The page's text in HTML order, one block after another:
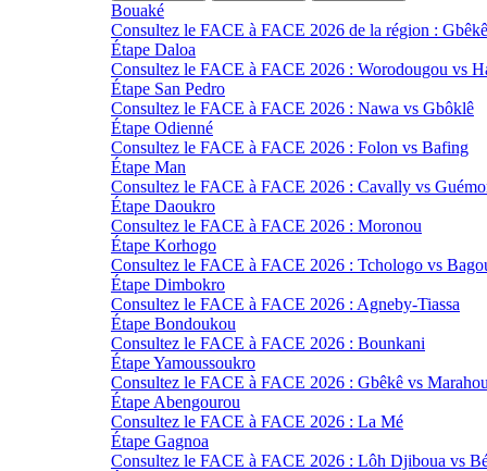
Bouaké
Consultez le FACE à FACE 2026 de la région : Gbêkê
Étape Daloa
Consultez le FACE à FACE 2026 : Worodougou vs
Étape San Pedro
Consultez le FACE à FACE 2026 : Nawa vs Gbôklê
Étape Odienné
Consultez le FACE à FACE 2026 : Folon vs Bafing
Étape Man
Consultez le FACE à FACE 2026 : Cavally vs
Étape Daoukro
Consultez le FACE à FACE 2026 : Moronou
Étape Korhogo
Consultez le FACE à FACE 2026 : Tchologo vs
Étape Dimbokro
Consultez le FACE à FACE 2026 : Agneby-Tiassa
Étape Bondoukou
Consultez le FACE à FACE 2026 : Bounkani
Étape Yamoussoukro
Consultez le FACE à FACE 2026 : Gbêkê vs
Étape Abengourou
Consultez le FACE à FACE 2026 : La Mé
Étape Gagnoa
Consultez le FACE à FACE 2026 : Lôh Djiboua vs